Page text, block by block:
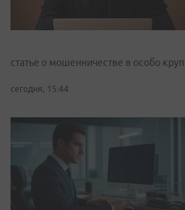
статье о мошенничестве в особо
сегодня, 15:44